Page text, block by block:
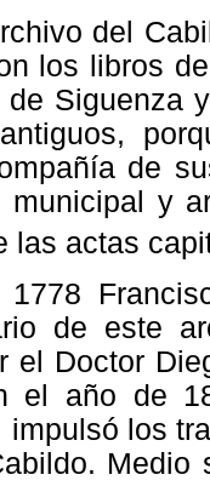
del
los libros
de Siguenza
de
municipal y
las actas
de este
el Doctor
el año de
impulsó los
Medio